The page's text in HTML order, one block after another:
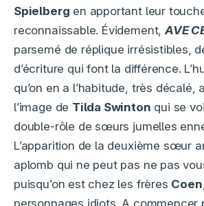
Spielberg en apportant leur
reconnaissable. Évidement,AVE
parsemé de réplique irrésistibles,
d’écriture qui font la différence.
qu’on en a l’habitude, très décalé,
l’image de Tilda Swinton qui se
double-rôle de sœurs jumelles
L’apparition de la deuxième sœur
aplomb qui ne peut pas ne pas
puisqu’on est chez les frères Coen